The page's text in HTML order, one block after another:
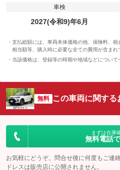
車検
2027(令和9)年6月
支払総額には、車両本体価格の他、保険料、
相当額等、購入時に必要な全ての費用が含まれ
当該価格は、登録等の時期や地域などについて
無料 この車両に関する
まずは在庫
無料電話
お気軽にどうぞ。問合せ後に何度もご連
ドレスは販売店に公開されません。